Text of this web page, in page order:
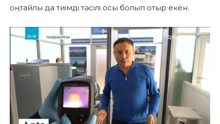
оңтайлы да тиімді тәсілі осы болып отыр екен.